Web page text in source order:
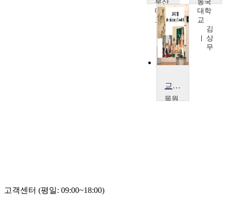
부산
대학
교
박
창
언
동국
대학
교
김
상
무
교육학개론
목원
고객센터 (평일: 09:00~18:00)